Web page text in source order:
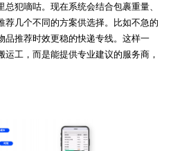
犯嘀咕。现在系统会结合包裹重量、
荐几个不同的方案供选择。比如不急的
品推荐时效更稳的快递专线。这样一
工，而是能提供专业建议的服务商，